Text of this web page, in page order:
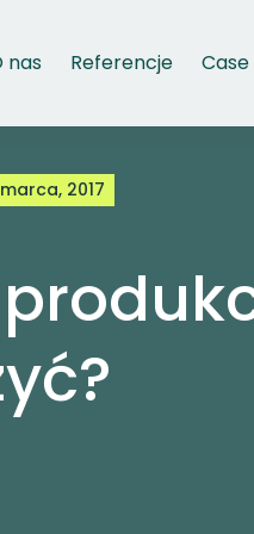
nas Referencje
2017